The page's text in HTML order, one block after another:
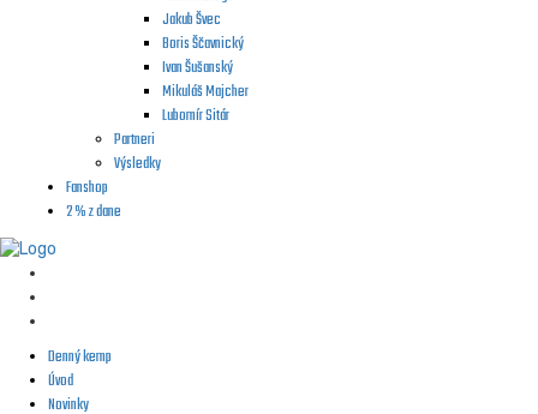
Jakub Švec
Boris Ščavnický
Ivan Šušanský
Mikuláš Majcher
Lubomír Sitár
Partneri
Výsledky
Fanshop
2 % z dane
Denný kemp
Úvod
Novinky